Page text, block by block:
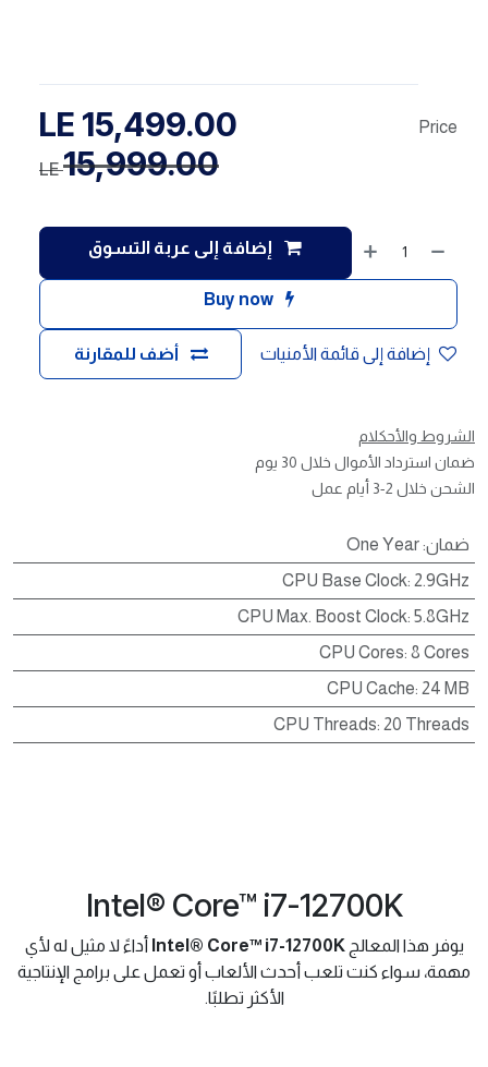
إضافة إلى عربة التسوق
Buy now
أضف للمقارنة إضافة إلى قائمة الأمنيات
Price
15,499.00
15,999.00
LE
الشروط والأحكلام
ضمان استرداد الأموال خلال 30 يوم
الشحن خلال 2-3 أيام عمل
ضمان:
One Year
CPU Base Clock: 2.9GHz
CPU Max. Boost Clock:5.8GHz
CPU Cores:8 Cores
CPU Cache: 24 MB
CPU Threads: 20 Threads
Intel® Core™ i7-12700K
يوفر هذا المعالجIntel® Core™ i7-12700K أداءً لا مثيل له لأي
مهمة، سواء كنت تلعب أحدث الألعاب أو تعمل على برامج الإنتاجية
الأكثر تطلبًا.